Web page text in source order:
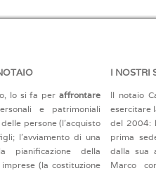
lo si fa per affrontare
e patrimoniali
persone (l’acquisto
l’avviamento di una
pianificazione della
(la costituzione
I NOSTRI
Il notaio
esercitare
del 2004:
prima
dalla sua
Marco